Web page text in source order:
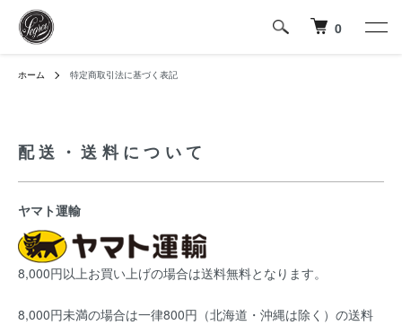
0
ホーム 特定商取引法に基づく表記
配送・送料について
ヤマト運輸
8,000円以上お買い上げの場合は送料無料となります。
8,000円未満の場合は一律800円（北海道・沖縄は除く）の送料